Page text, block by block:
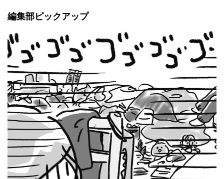
編集部ピックアップ